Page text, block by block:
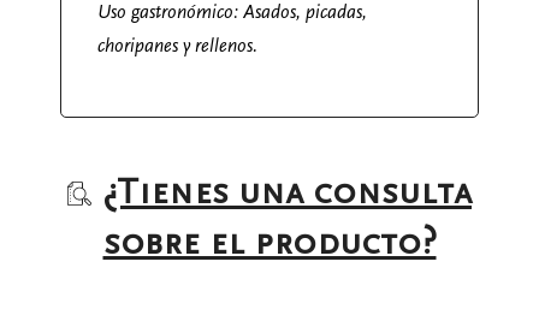
Uso gastronómico: Asados, picadas,
choripanes y rellenos.
¿Tienes una consulta
sobre el producto?